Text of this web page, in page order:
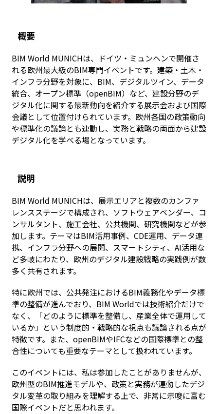
概要
BIM World MUNICHは、ドイツ・ミュンヘンで開催さ
れる欧州最大級のBIM専門イベントです。建築・土木・
インフラ分野を対象に、BIM、デジタルツイン、データ
統合、オープン標準（openBIM）など、建設分野のデ
ジタル化に関する最新動向を紹介する展示会および国際
会議として位置付けられています。欧州各国の政策動向
や標準化の議論とも連動し、実務と戦略の両面から建設
デジタル化を学べる場となっています。
説明
BIM World MUNICHは、展示エリアと複数のカンファ
レンスステージで構成され、ソフトウェアベンダー、コ
ンサルタント、施工会社、公共機関、研究機関などが参
加します。テーマはBIM活用事例、CDE運用、データ連
携、インフラ分野への展開、スマートシティ、AI活用な
ど多岐にわたり、欧州のデジタル建設戦略の実践例が数
多く共有されます。
特に欧州では、公共発注におけるBIM義務化やデータ標
準の整備が進んでおり、BIM Worldでは技術紹介だけで
なく、「どのように標準を整備し、産業全体で運用して
いるか」という制度的・戦略的な視点も議論される点が
特徴です。また、openBIMやIFCなどの国際標準との整
合性についても重要なテーマとして扱われています。
このイベントには、私は参加したことがありませんが、
欧州型のBIM推進モデルや、政策と実務が連動したデジ
タル変革の取り組みを理解する上で、非常に示唆に富む
国際イベントだと思われます。